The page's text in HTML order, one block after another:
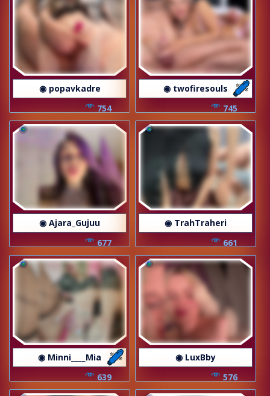
◉ popavkadre
754
◉ twofiresouls
745
◉ Ajara_Gujuu
677
◉ TrahTraheri
661
◉ Minni____Mia
639
◉ LuxBby
576